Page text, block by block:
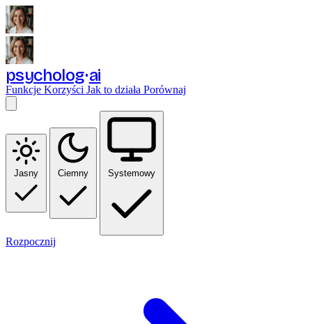
psycholog ai
Funkcje Korzyści Jak to działa Porównaj
Jasny Ciemny Systemowy
Rozpocznij